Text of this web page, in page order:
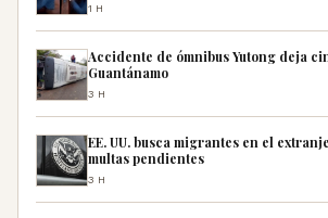
1H
Accidente de ómnibus Yutong deja
Guantánamo
3H
EE. UU. busca migrantes en el
multas pendientes
3H